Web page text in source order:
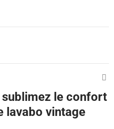
le confort
lavabo vintage